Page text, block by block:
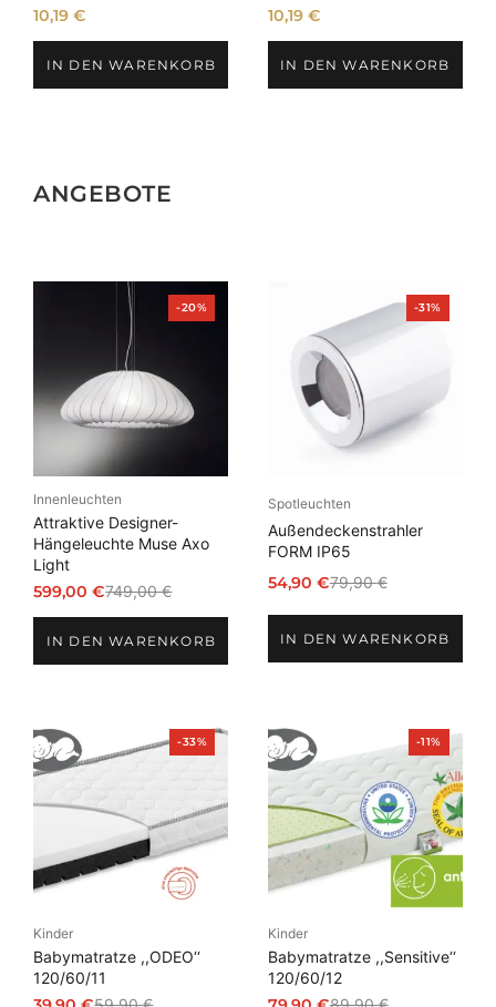
10,19€
IN DEN WARENKORB
10,19 €
IN DEN WARENKORB
ANGEBOTE
-20%Produkt
im
Innenleuchten
Attraktive Designer-
Hängeleuchte Muse Axo
Light
749,00€
Ursprünglicher
war:
599,00€
Aktueller
ist:IN DEN WARENKORB
-31%Produkt
im
Spotleuchten
Außendeckenstrahler
FORM IP65
79,90€
Ursprünglicher
Preis
war:
79,90 €
54,90 €
Aktueller
Preis
ist:
54,90 €.
IN DEN WARENKORB
-33%Produkt
im
Kinder
Babymatratze ,,ODEO‘‘
120/60/11
-11%Produkt
im
Angebot
Kinder
Babymatratze ,,Sensitive‘‘
120/60/12